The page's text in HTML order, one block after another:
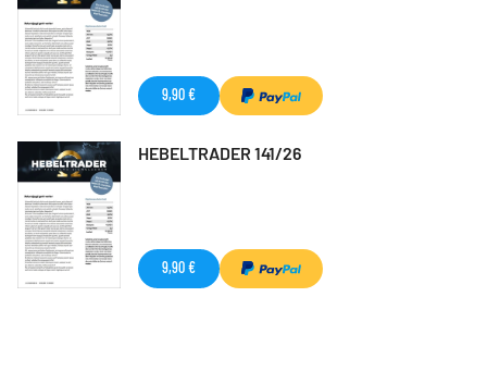
9,90 €
HEBELTRADER 141/26
9,90 €